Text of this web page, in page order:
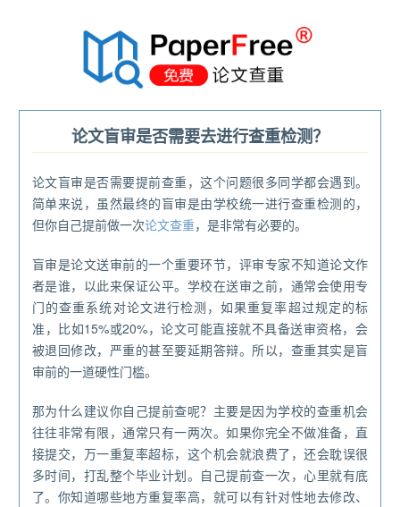
论文盲审是否需要去进行查重检测？
论文盲审是否需要提前查重，这个问题很多同学都会遇到。
简单来说，虽然最终的盲审是由学校统一进行查重检测的，
但你自己提前做一次论文查重，是非常有必要的。
盲审是论文送审前的一个重要环节，评审专家不知道论文作
者是谁，以此来保证公平。学校在送审之前，通常会使用专
门的查重系统对论文进行检测，如果重复率超过规定的标
准，比如15%或20%，论文可能直接就不具备送审资格，会
被退回修改，严重的甚至要延期答辩。所以，查重其实是盲
审前的一道硬性门槛。
那为什么建议你自己提前查呢？主要是因为学校的查重机会
往往非常有限，通常只有一两次。如果你完全不做准备，直
接提交，万一重复率超标，这个机会就浪费了，还会耽误很
多时间，打乱整个毕业计划。自己提前查一次，心里就有底
了。你知道哪些地方重复率高，就可以有针对性地去修改、